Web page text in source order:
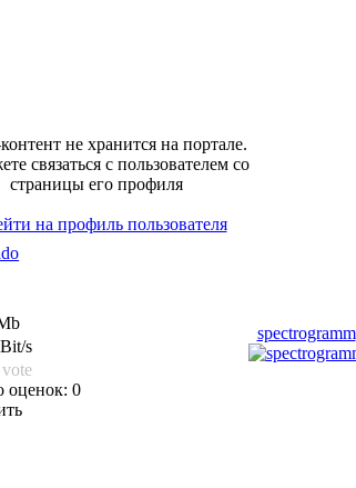
не хранится на портале.
связаться с пользователем со
страницы его профиля
на профиль пользователя
spectrogramm
s
оценок: 0